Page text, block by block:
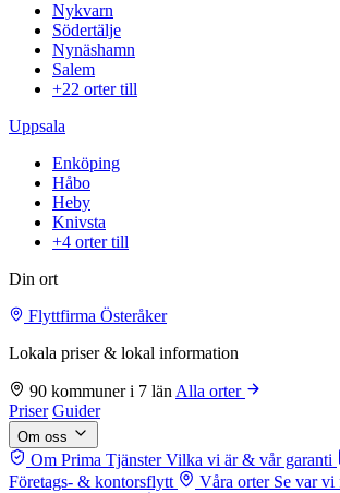
Nykvarn
Södertälje
Nynäshamn
Salem
+22 orter till
Uppsala
Enköping
Håbo
Heby
Knivsta
+4 orter till
Din ort
Flyttfirma Österåker
Lokala priser & lokal information
90 kommuner i 7 län Alla orter
Priser Guider
Om oss
Om Prima Tjänster Vilka vi är & vår garanti
Företags- & kontorsflytt
Våra orter Se var vi